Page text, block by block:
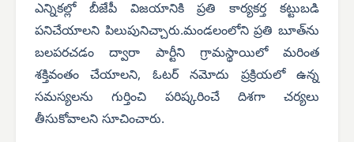
ఎన్నికల్లో బీజేపీ విజయానికి ప్రతి కార్యకర్త కట్టుబడి
పనిచేయాలని పిలుపునిచ్చారు.మండలంలోని ప్రతి బూత్‌ను
బలపరచడం ద్వారా పార్టీని గ్రామస్థాయిలో మరింత
శక్తివంతం చేయాలని, ఓటర్ నమోదు ప్రక్రియలో ఉన్న
సమస్యలను గుర్తించి పరిష్కరించే దిశగా చర్యలు
తీసుకోవాలని సూచించారు.